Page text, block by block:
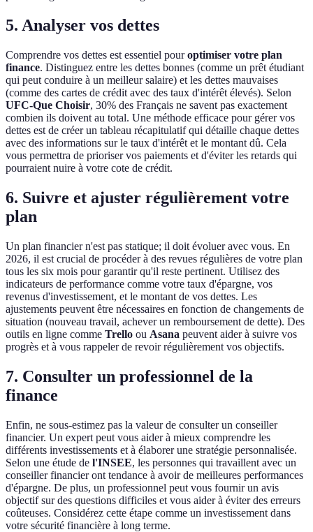
5. Analyser vos dettes
Comprendre vos dettes est essentiel pouroptimiser votre plan
finance. Distinguez entre les dettes bonnes (comme un prêt étudiant
qui peut conduire à un meilleur salaire) et les dettes mauvaises
(comme des cartes de crédit avec des taux d'intérêt élevés). Selon
UFC-Que Choisir, 30% des Français ne savent pas exactement
combien ils doivent au total. Une méthode efficace pour gérer vos
dettes est de créer un tableau récapitulatif qui détaille chaque dettes
avec des informations sur le taux d'intérêt et le montant dû. Cela
vous permettra de prioriser vos paiements et d'éviter les retards qui
pourraient nuire à votre cote de crédit.
6. Suivre et ajuster régulièrement votre
plan
Un plan financier n'est pas statique; il doit évoluer avec vous. En
2026, il est crucial de procéder à des revues régulières de votre plan
tous les six mois pour garantir qu'il reste pertinent. Utilisez des
indicateurs de performance comme votre taux d'épargne, vos
revenus d'investissement, et le montant de vos dettes. Les
ajustements peuvent être nécessaires en fonction de changements de
situation (nouveau travail, achever un remboursement de dette). Des
outils en ligne comme Trello ou Asana peuvent aider à suivre vos
progrès et à vous rappeler de revoir régulièrement vos objectifs.
7. Consulter un professionnel de la
finance
Enfin, ne sous-estimez pas la valeur de consulter un conseiller
financier. Un expert peut vous aider à mieux comprendre les
différents investissements et à élaborer une stratégie personnalisée.
Selon une étude de l'INSEE, les personnes qui travaillent avec un
conseiller financier ont tendance à avoir de meilleures performances
d'épargne. De plus, un professionnel peut vous fournir un avis
objectif sur des questions difficiles et vous aider à éviter des erreurs
coûteuses. Considérez cette étape comme un investissement dans
votre sécurité financière à long terme.